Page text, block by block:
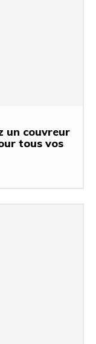
un couvreur
tous vos